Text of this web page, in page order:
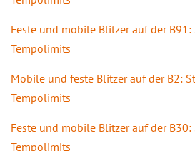
Feste und mobile Blitzer auf der
Tempolimits
Mobile und feste Blitzer auf der B2:
Tempolimits
Feste und mobile Blitzer auf der
Tempolimits